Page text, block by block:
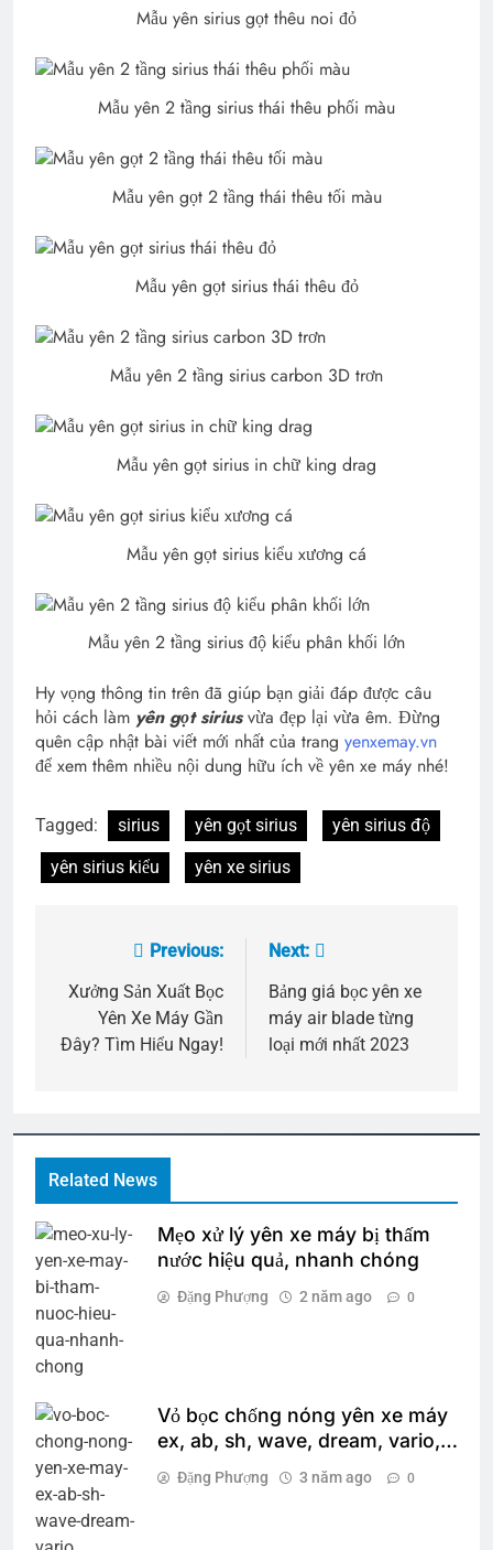
Mẫu yên sirius gọt thêu noi đỏ
Mẫu yên 2 tầng sirius thái thêu phối màu
Mẫu yên gọt 2 tầng thái thêu tối màu
Mẫu yên gọt sirius thái thêu đỏ
Mẫu yên 2 tầng sirius carbon 3D trơn
Mẫu yên gọt sirius in chữ king drag
Mẫu yên gọt sirius kiểu xương cá
Mẫu yên 2 tầng sirius độ kiểu phân khối lớn
Hy vọng thông tin trên đã giúp bạn giải đáp được câu
hỏi cách làm yên gọt siriusvừa đẹp lại vừa êm. Đừng
quên cập nhật bài viết mới nhất của trang yenxemay.vn
để xem thêm nhiều nội dung hữu ích về yên xe máy nhé!
Tagged: sirius yên gọt sirius
yên sirius độ
yên sirius kiểu
yên xe sirius
hướng
bài
Previous:
Xưởng Sản Xuất Bọc
Yên Xe Máy Gần
Đây? Tìm Hiểu Ngay!
Next:
Bảng giá bọc yên xe
máy air blade từng
loại mới nhất 2023
Related News
Mẹo xử lý yên xe máy bị thấm
nước hiệu quả, nhanh chóng
Đặng Phượng 2 năm ago 0
Vỏ bọc chống nóng yên xe máy
ex, ab, sh, wave, dream, vario,…
Đặng Phượng 3 năm ago 0